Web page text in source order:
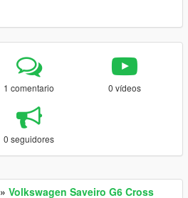
1 comentario 0 vídeos
0 seguidores
» Volkswagen Saveiro G6 Cross